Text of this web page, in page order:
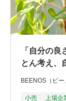
「自分の
とん考え、
BEENOS（ビ
小売 上場企